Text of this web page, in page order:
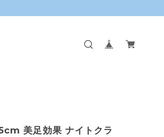
美足効果 ナイトクラ